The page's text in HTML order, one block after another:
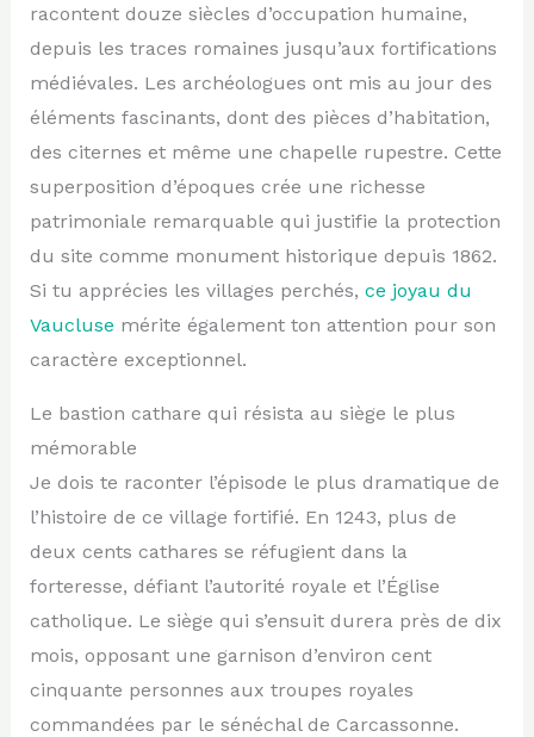
racontent douze siècles d’occupation humaine,
depuis les traces romaines jusqu’aux fortifications
médiévales. Les archéologues ont mis au jour des
éléments fascinants, dont des pièces d’habitation,
des citernes et même une chapelle rupestre. Cette
superposition d’époques crée une richesse
patrimoniale remarquable qui justifie la protection
du site comme monument historique depuis 1862.
Si tu apprécies les villages perchés, ce joyau du
Vaucluse mérite également ton attention pour son
caractère exceptionnel.
Le bastion cathare qui résista au siège le plus
mémorable
Je dois te raconter l’épisode le plus dramatique de
l’histoire de ce village fortifié. En 1243, plus de
deux cents cathares se réfugient dans la
forteresse, défiant l’autorité royale et l’Église
catholique. Le siège qui s’ensuit durera près de dix
mois, opposant une garnison d’environ cent
cinquante personnes aux troupes royales
commandées par le sénéchal de Carcassonne.